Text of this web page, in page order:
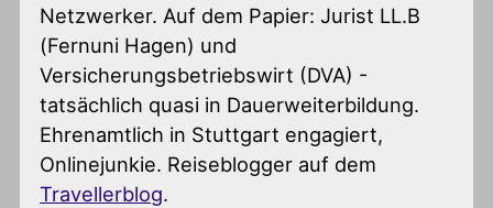
Netzwerker. Auf dem Papier: Jurist LL.B
(Fernuni Hagen) und
Versicherungsbetriebswirt (DVA) -
tatsächlich quasi in Dauerweiterbildung.
Ehrenamtlich in Stuttgart engagiert,
Onlinejunkie. Reiseblogger auf dem
Travellerblog.